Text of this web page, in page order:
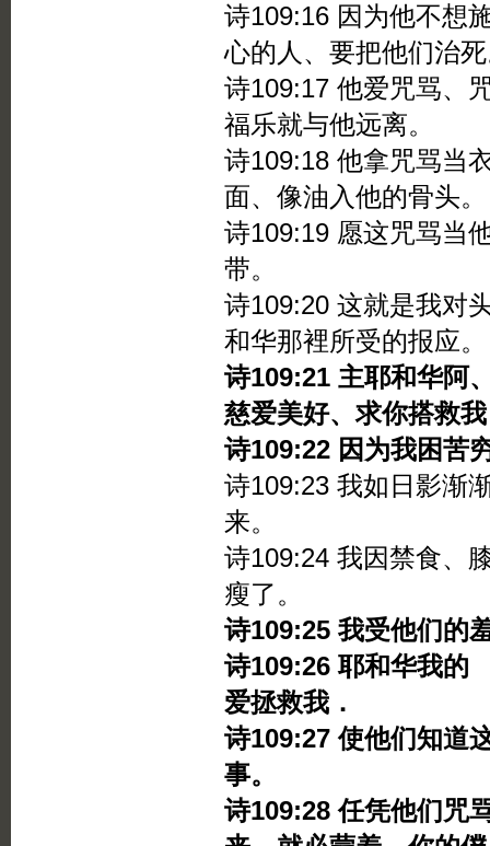
诗109:16 因为他不想
心的人、要把他们治
诗109:17 他爱咒骂、
福乐就与他远离。
诗109:18 他拿咒骂当
面、像油入他的骨头。
诗109:19 愿这咒骂当
带。
诗109:20 这就是我对
和华那裡所受的报应。
诗109:21 主耶和华阿
慈爱美好、求你搭救
诗109:22 因为我困苦
诗109:23 我如日影渐
来。
诗109:24 我因禁食、
瘦了。
诗109:25 我受他们的
诗109:26 耶和华我的
爱拯救我．
诗109:27 使他们知道
事。
诗109:28 任凭他们咒